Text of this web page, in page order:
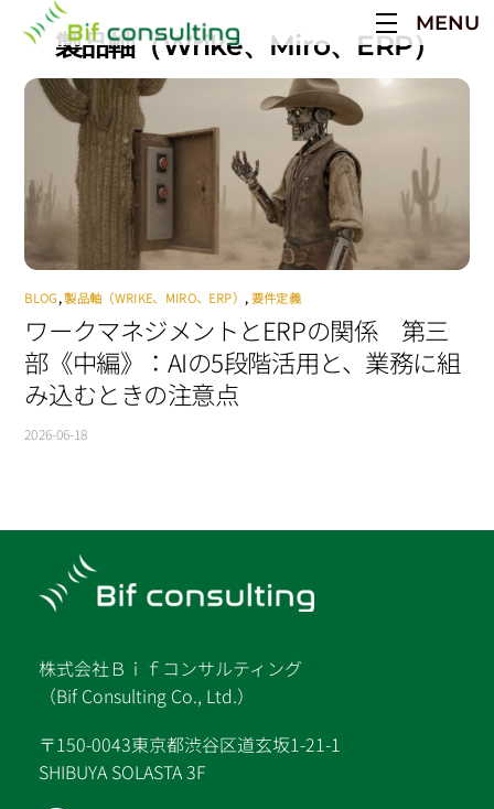
MENU
製品軸（Wrike、Miro、ERP）
BLOG,製品軸（WRIKE、MIRO、ERP） ,要件定義
ワークマネジメントとERPの関係 第三
部《中編》：AIの5段階活用と、業務に組
み込むときの注意点
2026-06-18
株式会社Ｂｉｆコンサルティング
（Bif Consulting Co., Ltd.）
〒150-0043東京都渋谷区道玄坂1-21-1
SHIBUYA SOLASTA 3F